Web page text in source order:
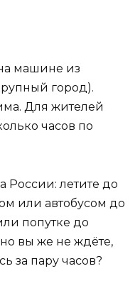
машине из
город).
Для жителей
часов по
России: летите до
или автобусом до
попутке до
вы же не ждёте,
за пару часов?